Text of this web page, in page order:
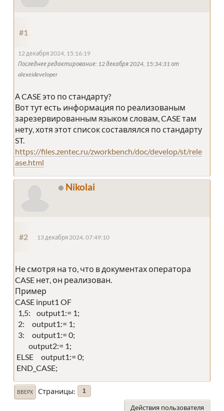
#1
12 декабря 2024, 15:16:19
Последнее редактирование: 12 декабря 2024, 15:34:31 от
alexeideveloper
А CASE это по стандарту?
Вот тут есть информация по реализованым
зарезервированным языком словам, CASE там
нету, хотя этот список составлялся по стандарту
ST.
https://files.zentec.ru/zworkbench/doc/develop/st/rele
ase.html
Nikolai
#2 13 декабря 2024, 07:49:10
Не смотря на то, что в документах оператора
CASE нет, он реализован.
Пример
CASE input1 OF
1,5: output1:= 1;
2: output1:= 1;
3: output1:= 0;
output2:= 1;
ELSE output1:= 0;
END_CASE;
ВВЕРХ Страницы 1
Действия пользователя